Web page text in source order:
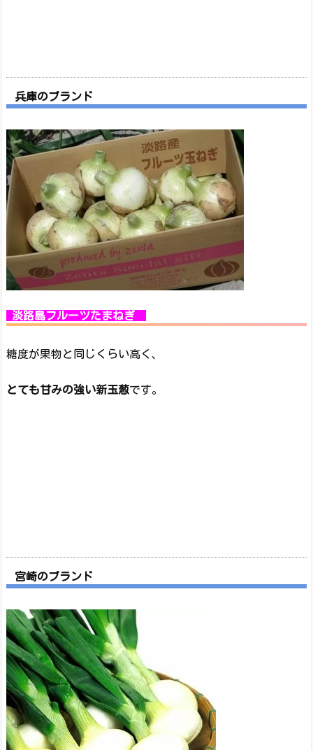
兵庫のブランド
淡路島フルーツたまねぎ
糖度が果物と同じくらい高く、
とても甘みの強い新玉葱です。
宮崎のブランド